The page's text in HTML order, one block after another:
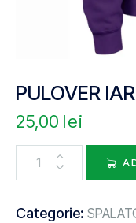
PULOVER
25,00 lei
Categorie: